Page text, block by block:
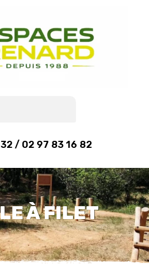
/ 02 97 83 16 82
À FILET